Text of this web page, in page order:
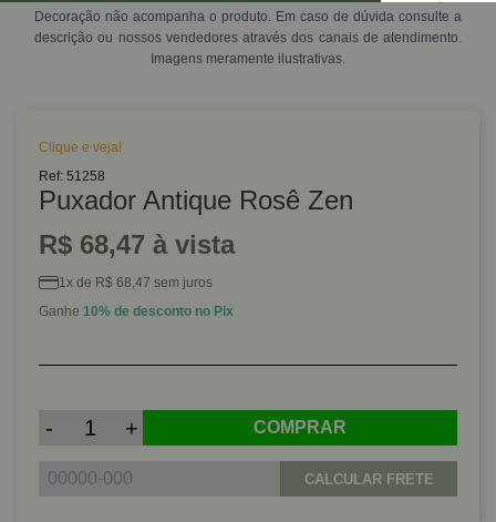
Decoração não acompanha o produto. Em caso de dúvida consulte a
descrição ou nossos vendedores através dos canais de atendimento.
Imagens meramente ilustrativas.
Clique e veja!
Ref: 51258
Puxador Antique Rosê Zen
R$ 68,47 à vista
1x de R$ 68,47 sem juros
Ganhe 10% de desconto no Pix
- + COMPRAR
CALCULAR FRETE